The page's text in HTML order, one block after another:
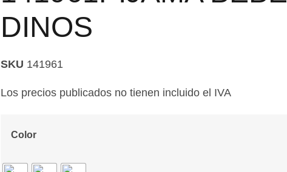
DINOS
SKU 141961
Los precios publicados no tienen incluido el IVA
Color